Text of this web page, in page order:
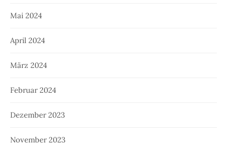
Mai 2024
April 2024
März 2024
Februar 2024
Dezember 2023
November 2023